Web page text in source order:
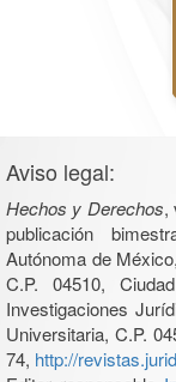
Aviso legal:
Hechos y Derechos,
publicación
Autónoma de
C.P. 04510,
Investigaciones
Universitaria, C.P.
74, http://